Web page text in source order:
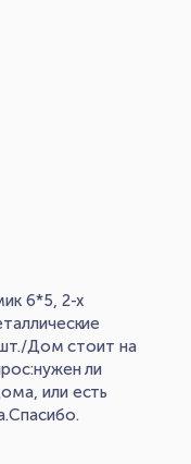
6*5, 2-х
Дом стоит на
ли
или есть